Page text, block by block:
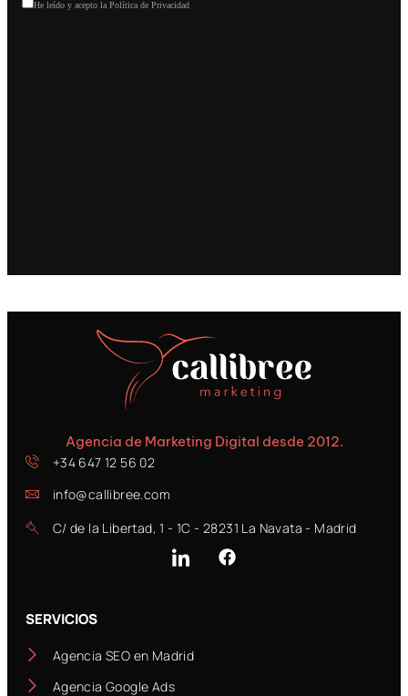
Agencia de Marketing Digital desde 2012.
+34 647 12 56 02
info@callibree.com
C/ de la Libertad, 1 - 1C - 28231 La Navata - Madrid
SERVICIOS
Agencia SEO en Madrid
Agencia Google Ads